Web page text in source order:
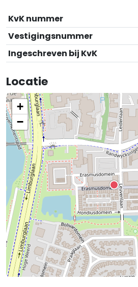
KvK nummer
Vestigingsnummer
Ingeschreven bij KvK
Locatie
+
−